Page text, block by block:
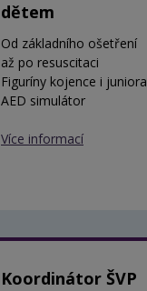
dětem
Od základního ošetření
až po resuscitaci
Figuríny kojence i juniora
AED simulátor
Více informací
Koordinátor ŠVP